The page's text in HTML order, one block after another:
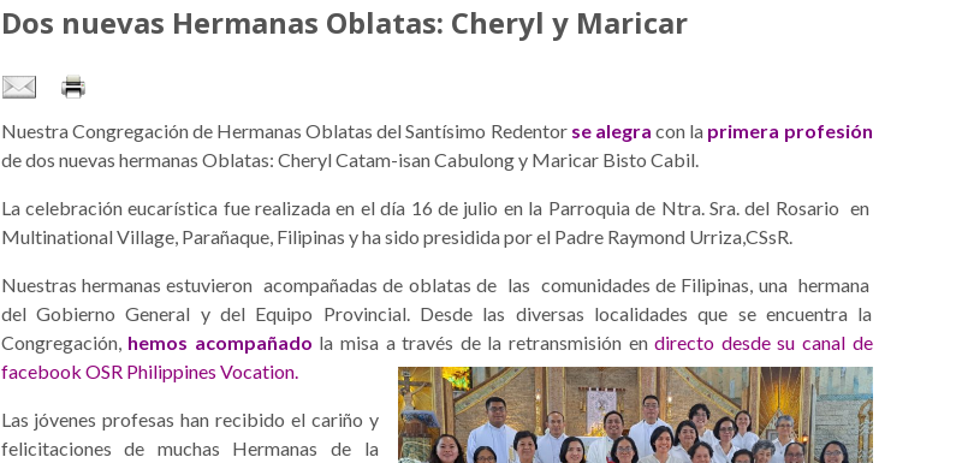
Dos nuevas Hermanas Oblatas: Cheryl y Maricar
Nuestra Congregación de Hermanas Oblatas del Santísimo Redentor se alegra con la primera profesión
de dos nuevas hermanas Oblatas: Cheryl Catam-isan Cabulong y Maricar Bisto Cabil.
La celebración eucarística fue realizada en el día 16 de julio en la Parroquia de Ntra. Sra. del Rosario en
Multinational Village, Parañaque, Filipinas y ha sido presidida por el Padre Raymond Urriza,CSsR.
Nuestras hermanas estuvieron acompañadas de oblatas de las comunidades de Filipinas, una hermana
del Gobierno General y del Equipo Provincial. Desde las diversas localidades que se encuentra la
Congregación, hemos acompañado la misa a través de la retransmisión endirecto desde su canal de
facebook OSR Philippines Vocation.
Las jóvenes profesas han recibido el cariño y
felicitaciones de muchas Hermanas de la